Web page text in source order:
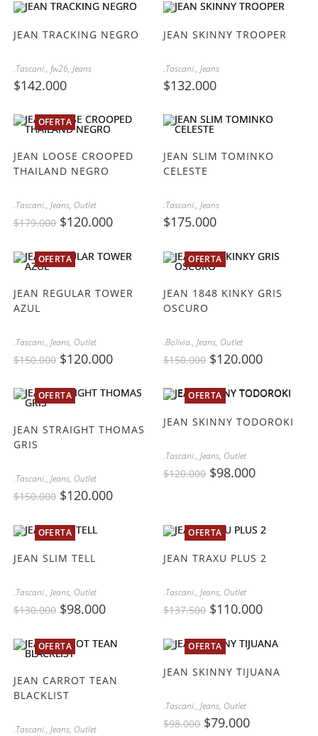
JEAN TRACKING NEGRO
.Tascani., fw26, Jeans
$142.000
JEAN SKINNY TROOPER
.Tascani.,Jeans
$132.000
OFERTA
JEAN LOOSE CROOPED
THAILAND NEGRO
.Tascani., Jeans, Outlet
$179.000 $120.000
JEAN SLIM TOMINKO
CELESTE
.Tascani.,Jeans
$175.000
OFERTA
JEAN REGULAR TOWER
AZUL
.Tascani., Jeans, Outlet
$150.000 $120.000
OFERTA
JEAN 1848 KINKY GRIS
OSCURO
.Bolivia.,Jeans, Outlet
$150.000 $120.000
OFERTA
JEAN STRAIGHT THOMAS
GRIS
.Tascani., Jeans, Outlet
$150.000 $120.000
OFERTA
JEAN SKINNY TODOROKI
.Tascani.,Jeans, Outlet
$120.000 $98.000
OFERTA
JEAN SLIM TELL
.Tascani., Jeans, Outlet
$130.000 $98.000
OFERTA
JEAN TRAXU PLUS 2
.Tascani.,Jeans, Outlet
$137.500 $110.000
OFERTA
JEAN CARROT TEAN
BLACKLIST
.Tascani., Jeans, Outlet
OFERTA
JEAN SKINNY TIJUANA
.Tascani.,Jeans, Outlet
$98.000 $79.000